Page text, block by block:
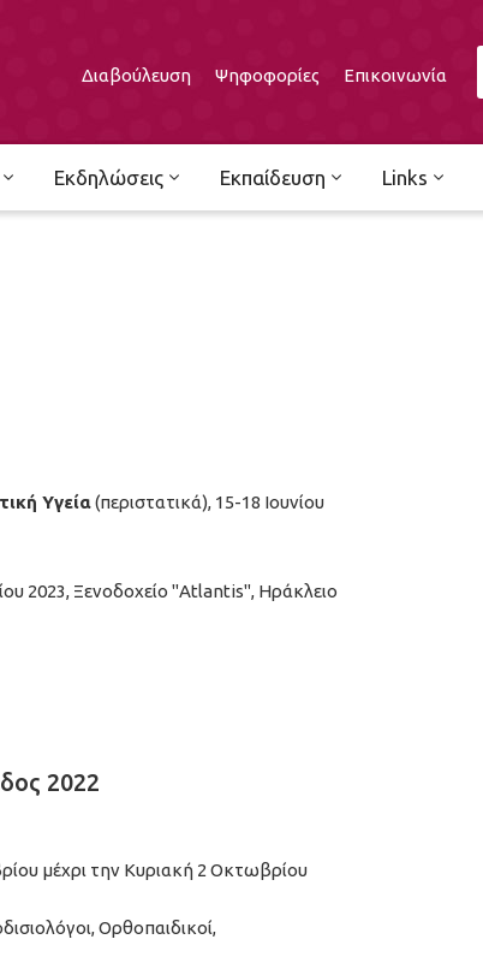
Διαβούλευση Ψηφοφορίες Επικοινωνία
Εκδηλώσεις Εκπαίδευση Links
Υγεία(περιστατικά), 15-18 Ιουνίου
2023, Ξενοδοχείο "Atlantis", Ηράκλειο
2022
μέχρι την Κυριακή 2 Οκτωβρίου
Ορθοπαιδικοί,